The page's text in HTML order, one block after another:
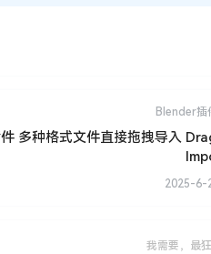
Blender插
多种格式文件直接拖拽导入
2025-6-
我需要，最